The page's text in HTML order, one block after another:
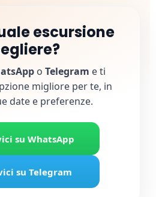
escursione
o Telegram e ti
migliore per te, in
date e preferenze.
su WhatsApp
su Telegram